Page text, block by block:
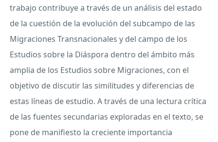
trabajo contribuye a través de un análisis del estado
de la cuestión de la evolución del subcampo de las
Migraciones Transnacionales y del campo de los
Estudios sobre la Diáspora dentro del ámbito más
amplia de los Estudios sobre Migraciones, con el
objetivo de discutir las similitudes y diferencias de
estas líneas de estudio. A través de una lectura crítica
de las fuentes secundarias exploradas en el texto, se
pone de manifiesto la creciente importancia